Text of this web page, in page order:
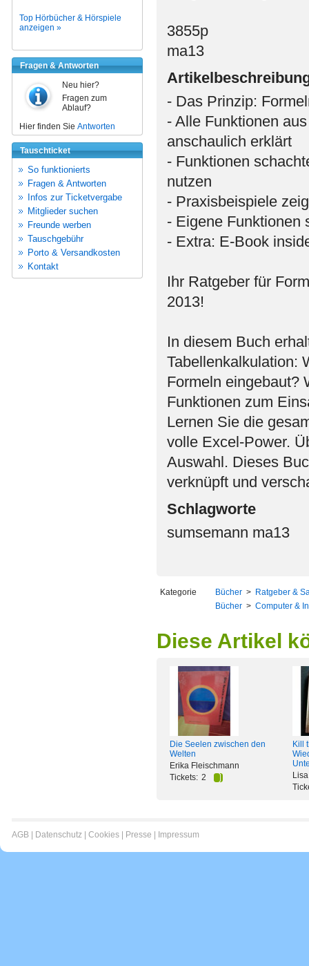
Top Hörbücher & Hörspiele
anzeigen »
Fragen & Antworten
Neu hier?
Fragen zum
Ablauf?
Hier finden Sie Antworten
Tauschticket
So funktionierts
Fragen & Antworten
Infos zur Ticketvergabe
Mitglieder suchen
Freunde werben
Tauschgebühr
Porto & Versandkosten
Kontakt
3855p
ma13
- Das Prinzip:
- Alle Funktionen
anschaulich erklärt
- Funktionen
nutzen
- Praxisbeispiele
- Eigene Funktionen
- Extra: E-Book
Ihr Ratgeber für
2013!
In diesem Buch
Tabellenkalkulation:
Formeln eingebaut?
Funktionen zum
Lernen Sie die
volle Excel-Power.
Auswahl. Dieses
verknüpft und
Schlagworte
sumsemann ma13
Kategorie Bücher > Ratgeber &
Bücher > Computer &
Diese Artikel
Die Seelen zwischen den
Welten
Erika Fleischmann
Tickets: 2
Kill
AGB Datenschutz Cookies Presse Impressum